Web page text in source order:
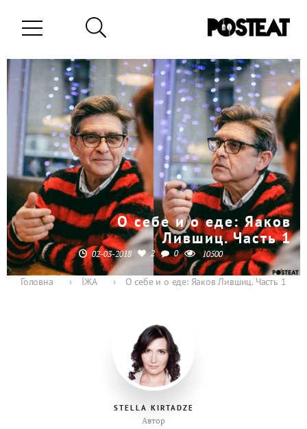
О себе и о еде: Яаков
Лившиц. Часть 1
02-03-2018 2 0 10500
Головна › ЇЖА › О себе и о еде: Яаков Лившиц. Часть 1
STELLA KIRTADZE
Автор